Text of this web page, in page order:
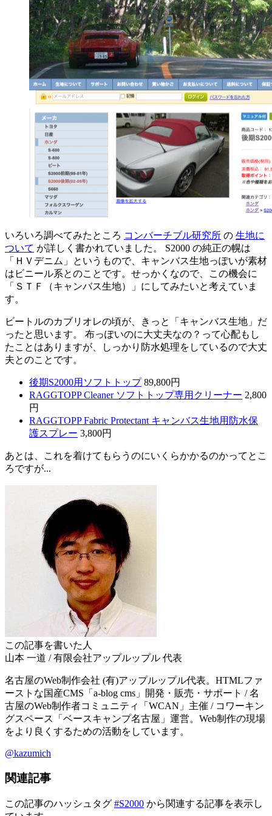
いろいろ調べてみたところ コンバーチブル研究所 の 生地に
ついて が詳しく書かれていました。 S2000 の純正の幌は
「ＨＶデニム」というもので、キャンバス生地っぽいが素材
はビニール系とのことです。せっかくなので、この機会に
「ＳＴＦ（キャンバス生地）」にしてみたいと考えていま
す。
ビートルのカブリオレの頃が、きっと「キャンバス生地」だ
ったと思います。 布っぽいのに大丈夫なの？って心配もし
たことはありますが、しっかり防水処理をしているので大丈
夫とのことです。
後期S2000用ソフトトップ89,800円
RAGGTOPP Cleaner ソフトトップ専用クリーナー 2,800
円
RAGGTOPP Fabric Protectant キャンバス生地用防水保
護スプレー 3,800円
あとは、これを着けてもらうのにいくらかかるのかってとこ
ろですが...
この記事を書いた人
山本 一道 / 有限会社アップルップル 代表
名古屋のWeb制作会社 (有)アップルップル代表。HTMLファ
ーストな国産CMS「a-blog cms」開発・販売・サポート / 名
古屋のWeb制作者コミュニティ「WCAN」主催 / コワーキン
グスペース「ベースキャンプ名古屋」運営。Web制作の現場
をより良くするための活動をしています。
@kazumich
関連記事
この記事のハッシュタグ #S2000 から関連する記事を表示し